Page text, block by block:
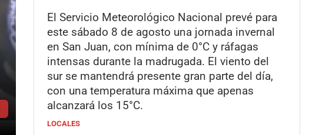
El Servicio Meteorológico Nacional prevé para
este sábado 8 de agosto una jornada invernal
en San Juan, con mínima de 0°C y ráfagas
intensas durante la madrugada. El viento del
sur se mantendrá presente gran parte del día,
con una temperatura máxima que apenas
alcanzará los 15°C.
LOCALES